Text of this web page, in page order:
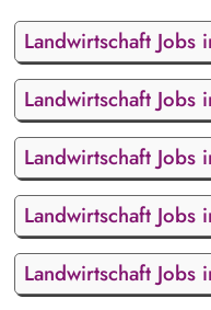
Landwirtschaft Jobs
Landwirtschaft Jobs
Landwirtschaft Jobs
Landwirtschaft Jobs
Landwirtschaft Jobs